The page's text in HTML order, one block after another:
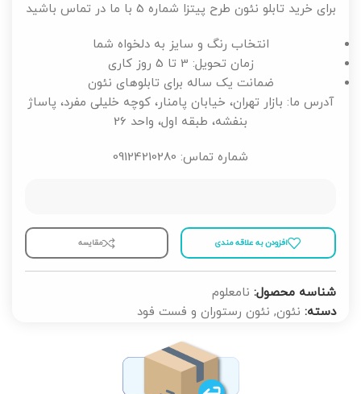
برای خرید تابلو نئون طرح پیتزا شماره 5 با ما در تماس باشید
انتخاب رنگ و سایز به دلخواه شما
زمان تحویل: 3 تا 5 روز کاری
ضمانت یک ساله برای تابلوهای نئون
آدرس ما: بازار تهران، خیابان پامنار، کوچه خلیلی مفرد، پاساژ
بنفشه، طبقه اول، واحد 26
شماره تماس: 09124210280
افزودن به علاقه مندی مقايسه
شناسه محصول: نامعلوم
دسته: نئون, نئون رستوران و فست فود